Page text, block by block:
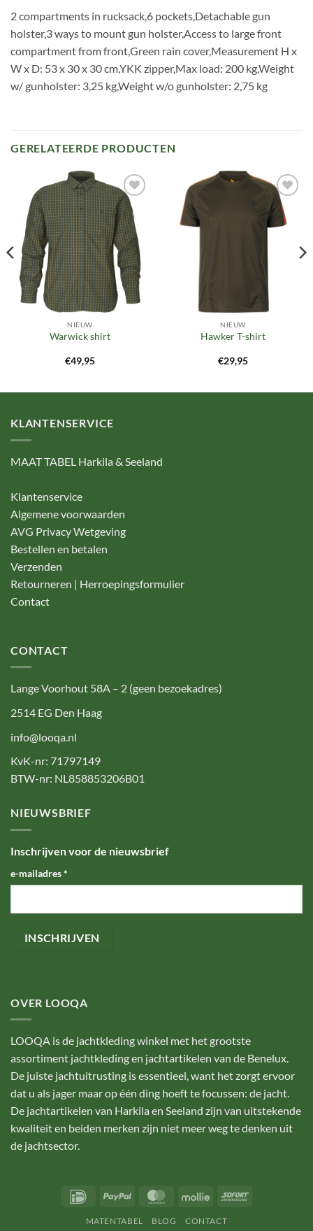
2 compartments in rucksack,6 pockets,Detachable gun
holster,3 ways to mount gun holster,Access to large front
compartment from front,Green rain cover,Measurement H x
W x D: 53 x 30 x 30 cm,YKK zipper,Max load: 200 kg,Weight
w/ gunholster: 3,25 kg,Weight w/o gunholster: 2,75 kg
GERELATEERDE PRODUCTEN
Toevoegen
aan
verlanglijst
NIEUW
Warwick shirt
€49,95
Toevoegen
aan
verlanglijst
NIEUW
Hawker T-shirt
€29,95
KLANTENSERVICE
MAAT TABEL Harkila & Seeland
Klantenservice
Algemene voorwaarden
AVG Privacy Wetgeving
Bestellen en betalen
Verzenden
Retourneren | Herroepingsformulier
Contact
CONTACT
Lange Voorhout 58A – 2 (geen bezoekadres)
2514 EG Den Haag
info@looqa.nl
KvK-nr: 71797149
BTW-nr: NL858853206B01
NIEUWSBRIEF
Inschrijven voor de nieuwsbrief
e-mailadres*
OVER LOOQA
LOOQA is de jachtkleding winkel met het grootste
assortiment jachtkleding en jachtartikelen van de Benelux.
De juiste jachtuitrusting is essentieel, want het zorgt ervoor
dat u als jager maar op één ding hoeft te focussen: de jacht.
De jachtartikelen van Harkila en Seeland zijn van uitstekende
kwaliteit en beiden merken zijn niet meer weg te denken uit
de jachtsector.
IDeal PayPal MasterCardMollie Sofort
MATENTABEL BLOG CONTACT